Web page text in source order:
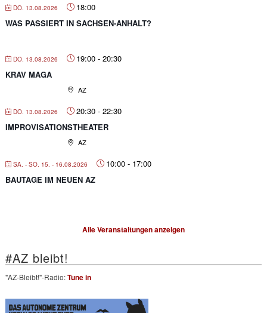
DO. 13.08.2026
18:00
WAS PASSIERT IN SACHSEN-ANHALT?
DO. 13.08.2026 19:00- 20:30
KRAV MAGA
AZ
DO. 13.08.2026 20:30- 22:30
IMPROVISATIONSTHEATER
AZ
SA. - SO. 15. - 16.08.2026 10:00- 17:00
BAUTAGE IM NEUEN AZ
Alle Veranstaltungen anzeigen
#AZ bleibt!
"AZ-Bleibt!"-Radio:Tune in